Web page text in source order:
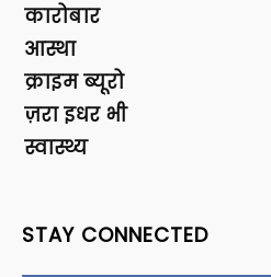
कारोबार
आस्था
क्राइम ब्यूरो
ज़रा इधर भी
स्वास्थ्य
STAY CONNECTED